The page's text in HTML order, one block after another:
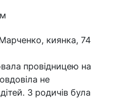
киянка, 74
провідницею на
не
З родичів була